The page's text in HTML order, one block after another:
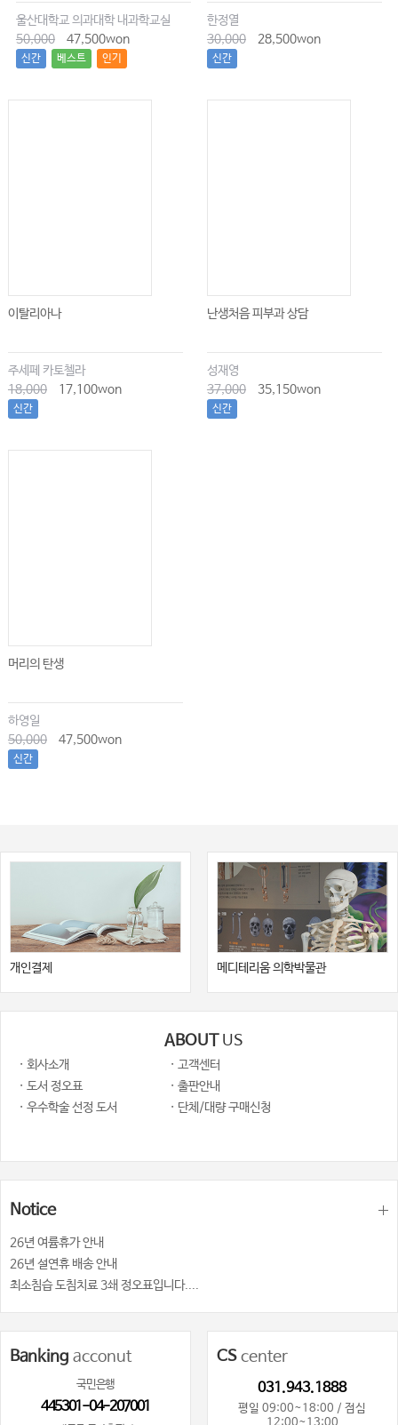
울산대학교 의과대학 내과학교실
50,000
47,500won
신간 베스트 인기
한정열
30,000
28,500won
신간
이탈리아나
주세페 카토첼라
18,000
17,100won
신간
난생처음 피부과 상담
성재영
37,000
35,150won
신간
머리의 탄생
하영일
50,000
47,500won
신간
개인결제 메디테리움 의학박물관
ABOUT US
· 회사소개
· 고객센터
· 도서 정오표
· 출판안내
· 우수학술 선정 도서
· 단체/대량 구매신청
Notice
26년 여륨휴가 안내
26년 설연휴 배송 안내
최소침습 도침치료 3쇄 정오표입니다....
Banking acconut
국민은행
445301-04-207001
CScenter
031.943.1888
평일 09:00~18:00 / 점심